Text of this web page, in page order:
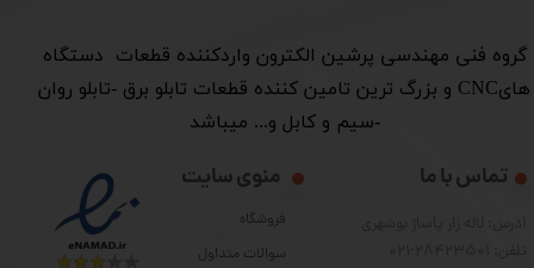
​گروه فنی مهندسی پرشین الکترون واردکننده قطعات دستگاه
هایCNC و بزرگ ترین تامین کننده قطعات تابلو برق -تابلو روان
-سیم و کابل و... میباشد
منوی سایت
فروشگاه
سوالات متداول
تماس با ما